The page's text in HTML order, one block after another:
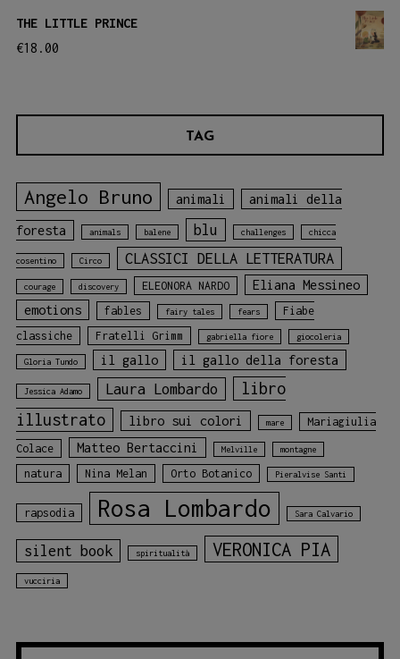
THE LITTLE PRINCE
€18.00
TAG
Angelo Bruno animali animali della
foresta animals balene blu challenges chicca
cosentino Circo CLASSICI DELLA LETTERATURA
courage discovery ELEONORA NARDO
Eliana Messineo
emotions
fables fairy tales fears
Fiabe
classiche
Fratelli Grimm gabriella fiore giocoleria
Gloria Tundo il gallo il gallo della foresta
Jessica Adamo Laura Lombardo
libro
illustrato
libro sui colori mare
Mariagiulia
Colace
Matteo Bertaccini Melville montagne
natura Nina Melan Orto Botanico Pieralvise Santi
rapsodia Rosa Lombardo Sara Calvario
silent book spiritualità VERONICA PIA
vucciria